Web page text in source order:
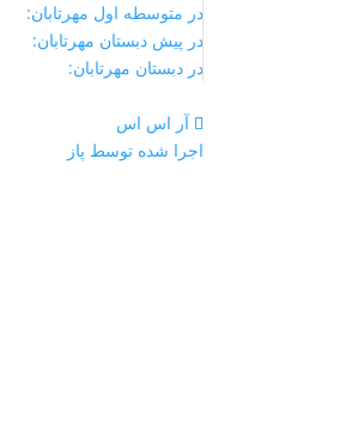
در متوسطه اول مهرتابان:
در پیش دبستان مهرتابان:
در دبستان مهرتابان:
آر اس اس
اجرا شده توسط پاز